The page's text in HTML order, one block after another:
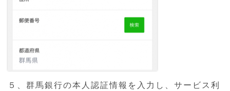
５、群馬銀行の本人認証情報を入力し、サービス利